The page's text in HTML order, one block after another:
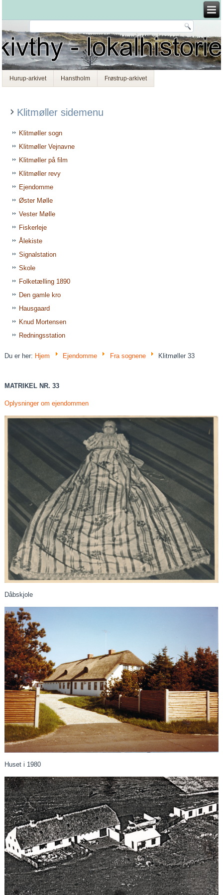
Hurup-arkivet Hanstholm Frøstrup-arkivet
Klitmøller sidemenu
Klitmøller sogn
Klitmøller Vejnavne
Klitmøller på film
Klitmøller revy
Ejendomme
Øster Mølle
Vester Mølle
Fiskerleje
Ålekiste
Signalstation
Skole
Folketælling 1890
Den gamle kro
Hausgaard
Knud Mortensen
Redningsstation
Du er her: Hjem Ejendomme Fra sognene Klitmøller 33
MATRIKEL NR. 33
Oplysninger om ejendommen
Dåbskjole
Huset i 1980